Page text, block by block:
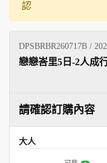
認
DPSBRBR260717B /
戀戀峇里5日-2人成
請確認訂購內容
大人